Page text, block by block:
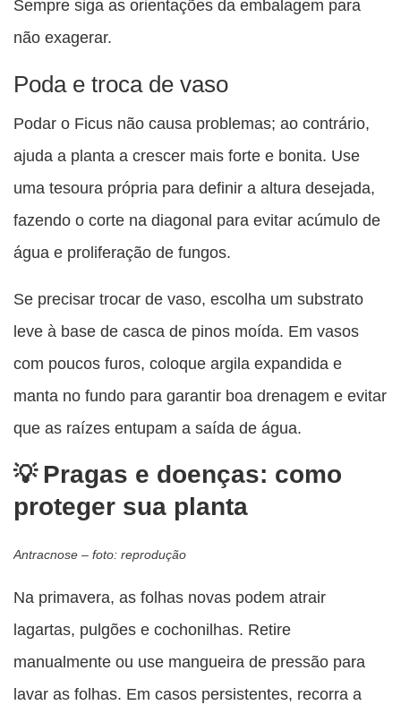
Sempre siga as orientações da embalagem para
não exagerar.
Poda e troca de vaso
Podar o Ficus não causa problemas; ao contrário,
ajuda a planta a crescer mais forte e bonita. Use
uma tesoura própria para definir a altura desejada,
fazendo o corte na diagonal para evitar acúmulo de
água e proliferação de fungos.
Se precisar trocar de vaso, escolha um substrato
leve à base de casca de pinos moída. Em vasos
com poucos furos, coloque argila expandida e
manta no fundo para garantir boa drenagem e evitar
que as raízes entupam a saída de água.
Pragas e doenças: como
proteger sua planta
Antracnose – foto: reprodução
Na primavera, as folhas novas podem atrair
lagartas, pulgões e cochonilhas. Retire
manualmente ou use mangueira de pressão para
lavar as folhas. Em casos persistentes, recorra a